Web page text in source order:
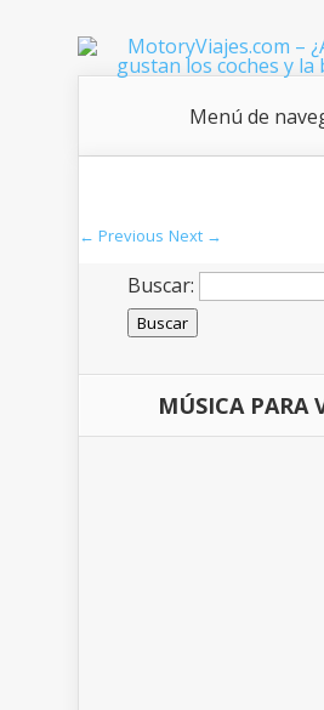
Menú de
← Previous Next →
Buscar:
MÚSICA PARA